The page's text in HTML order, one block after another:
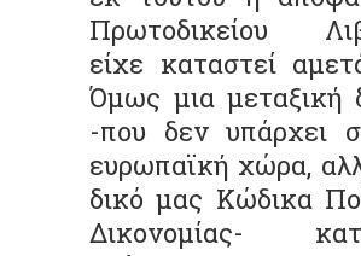
Πρωτοδικείου
είχε καταστεί
Όμως μια μεταξική
-που δεν υπάρχει
ευρωπαϊκή χώρα,
δικό μας Κώδικα
Δικονομίας-